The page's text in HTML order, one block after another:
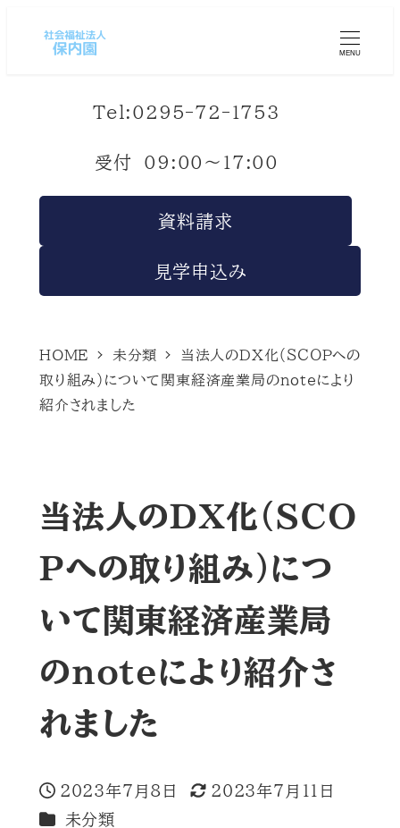
MENU
Tel: 0295-72-1753
受付 09:00～17:00
資料請求
見学申込み
HOME 未分類
当法人のＤＸ化（ＳＣＯＰへの
取り組み）について関東経済産業局のnoteにより
紹介されました
当法人のＤＸ化（ＳＣＯ
Ｐへの取り組み）につ
いて関東経済産業局
のnoteにより紹介さ
れました
投稿日
2023年7月8日
更新日
2023年7月11日
カテゴリー
未分類